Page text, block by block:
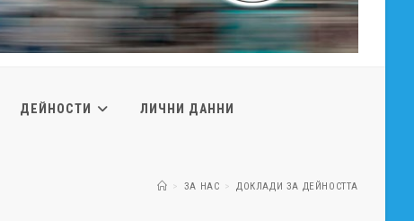
ДЕЙНОСТИ ЛИЧНИ ДАННИ
> ЗА НАС > ДОКЛАДИ ЗА ДЕЙНОСТТА